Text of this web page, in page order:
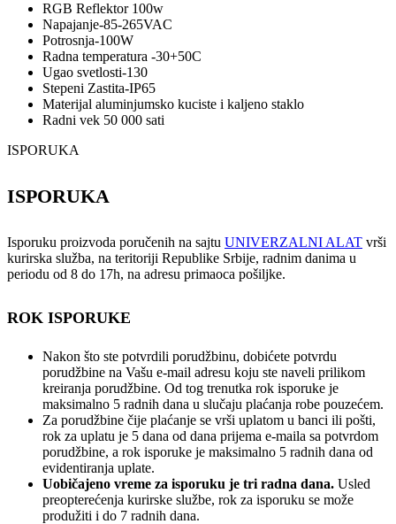
RGB Reflektor 100w
Napajanje-85-265VAC
Potrosnja-100W
Radna temperatura -30+50C
Ugao svetlosti-130
Stepeni Zastita-IP65
Materijal aluminjumsko kuciste i kaljeno staklo
Radni vek 50 000 sati
ISPORUKA
ISPORUKA
Isporuku proizvoda poručenih na sajtu UNIVERZALNI ALAT vrši
kurirska služba, na teritoriji Republike Srbije, radnim danima u
periodu od 8 do 17h, na adresu primaoca pošiljke.
ROK ISPORUKE
Nakon što ste potvrdili porudžbinu, dobićete potvrdu
porudžbine na Vašu e-mail adresu koju ste naveli prilikom
kreiranja porudžbine. Od tog trenutka rok isporuke je
maksimalno 5 radnih dana u slučaju plaćanja robe pouzećem.
Za porudžbine čije plaćanje se vrši uplatom u banci ili pošti,
rok za uplatu je 5 dana od dana prijema e-maila sa potvrdom
porudžbine, a rok isporuke je maksimalno 5 radnih dana od
evidentiranja uplate.
Uobičajeno vreme za isporuku je tri radna dana. Usled
preopterećenja kurirske službe, rok za isporuku se može
produžiti i do 7 radnih dana.